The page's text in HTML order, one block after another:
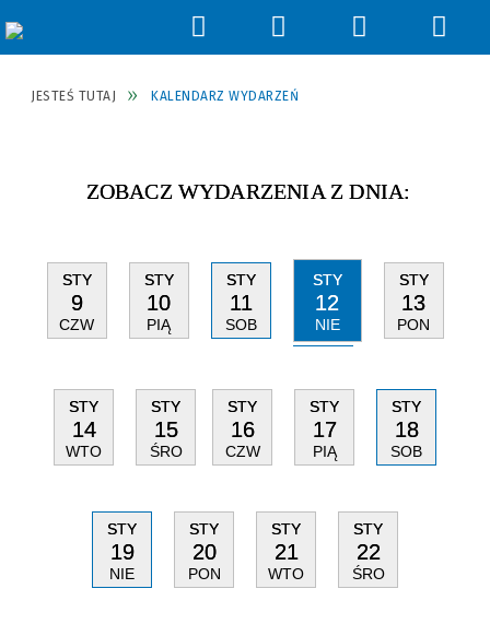
JESTEŚ TUTAJ KALENDARZ WYDARZEŃ
ZOBACZ WYDARZENIA Z DNIA:
STY
9
CZW
STY
10
PIĄ
STY
11
SOB
STY
12
NIE
STY
13
PON
STY
14
WTO
STY
15
ŚRO
STY
16
CZW
STY
17
PIĄ
STY
18
SOB
STY
19
NIE
STY
20
PON
STY
21
WTO
STY
22
ŚRO
Wyszukiwarka
Narzędzia
Menu